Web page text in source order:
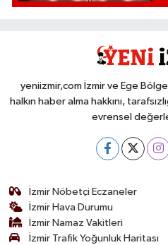
yeniizmir,com İzmir ve Ege
halkın haber alma hakkını,
evrensel
İzmir Nöbetçi Eczaneler
İzmir Hava Durumu
İzmir Namaz Vakitleri
İzmir Trafik Yoğunluk Haritası